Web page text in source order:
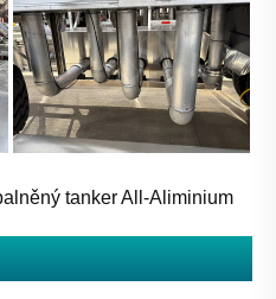
tanker All-Aliminium